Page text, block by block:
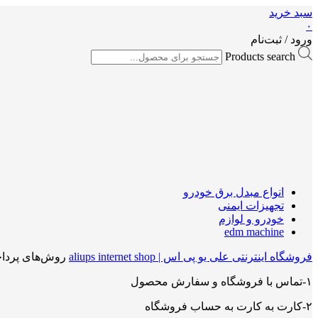
سبد خرید
۰
ورود / ثبت‌نام
Products search
انواع مبدل برق خودرو
تجهیزات ایمنی
خودرو و لوازم
edm machine
فروشگاه اینترنتی علی یو پی اس | aliups internet shop روش‌های
۱-تماس با فروشگاه و سفارش محصول
۲-کارت به کارت به حساب فروشگاه